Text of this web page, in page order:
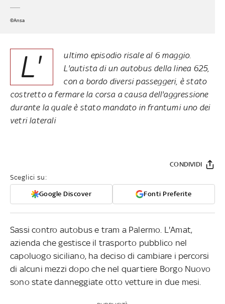
©Ansa
L'
ultimo episodio risale al 6 maggio.
L'autista di un autobus della linea 625,
con a bordo diversi passeggeri, è stato
costretto a fermare la corsa a causa dell'aggressione
durante la quale è stato mandato in frantumi uno dei
vetri laterali
Sceglici su:
Google Discover Fonti Preferite
CONDIVIDI
Sassi contro autobus e tram a Palermo. L'Amat,
azienda che gestisce il trasporto pubblico nel
capoluogo siciliano, ha deciso di cambiare i percorsi
di alcuni mezzi dopo che nel quartiere Borgo Nuovo
sono state danneggiate otto vetture in due mesi.